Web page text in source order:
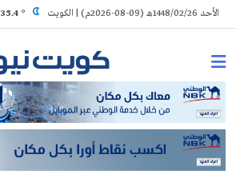
Skip
to
الأحد 1448/02/26هـ (09-08-2026م) | الكويت ° 35.4